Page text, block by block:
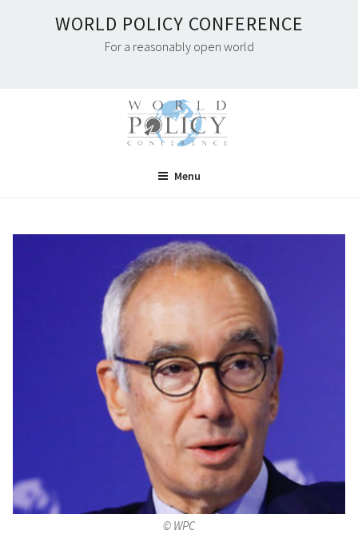
WORLD POLICY CONFERENCE
For a reasonably open world
Menu
© WPC